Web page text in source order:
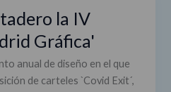
la IV
Gráfica'
anual de diseño en el que
de carteles `Covid Exit´,